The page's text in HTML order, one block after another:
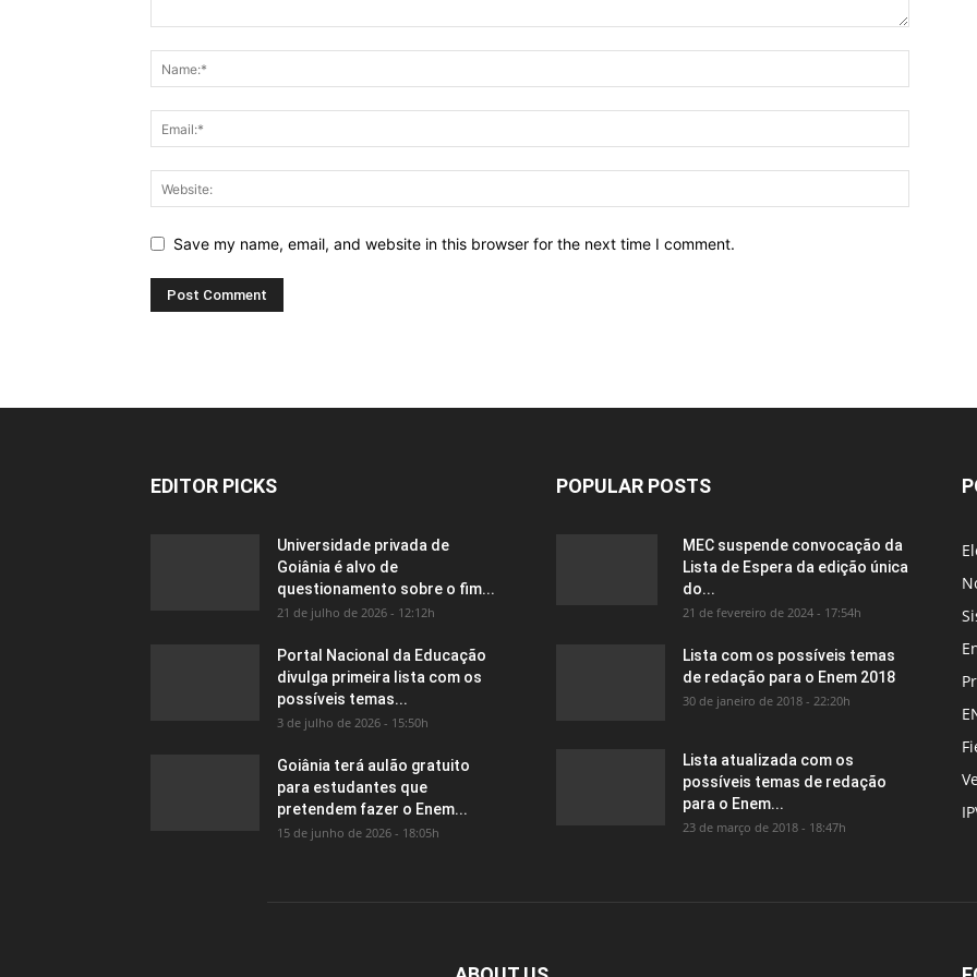
Save my name, email, and website in this browser for the next time I comment.
EDITOR PICKS
Universidade privada de
Goiânia é alvo de
questionamento sobre o fim...
21 de julho de 2026 - 12:12h
Portal Nacional da Educação
divulga primeira lista com os
possíveis temas...
3 de julho de 2026 - 15:50h
Goiânia terá aulão gratuito
para estudantes que
pretendem fazer o Enem...
15 de junho de 2026 - 18:05h
POPULAR POSTS
MEC suspende convocação da
Lista de Espera da edição única
do...
21 de fevereiro de 2024 - 17:54h
Lista com os possíveis temas
de redação para o Enem 2018
30 de janeiro de 2018 - 22:20h
Lista atualizada com os
possíveis temas de redação
para o Enem...
23 de março de 2018 - 18:47h